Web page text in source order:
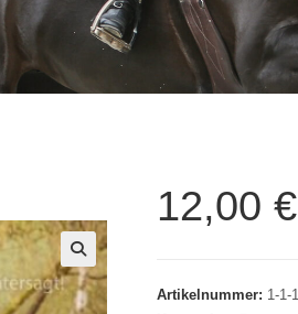
🔍
12,00 €
Artikelnummer: 1-1-